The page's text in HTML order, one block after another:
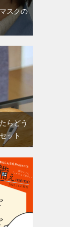
スクの
らどう
ット